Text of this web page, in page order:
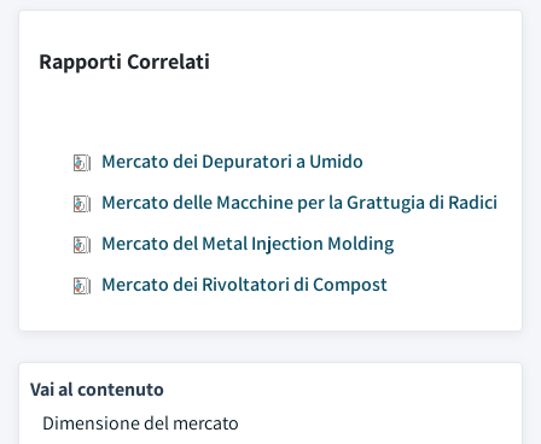
Rapporti Correlati
Mercato dei Depuratori a Umido
Mercato delle Macchine per la Grattugia di Radici
Mercato del Metal Injection Molding
Mercato dei Rivoltatori di Compost
Vai al contenuto
Dimensione del mercato